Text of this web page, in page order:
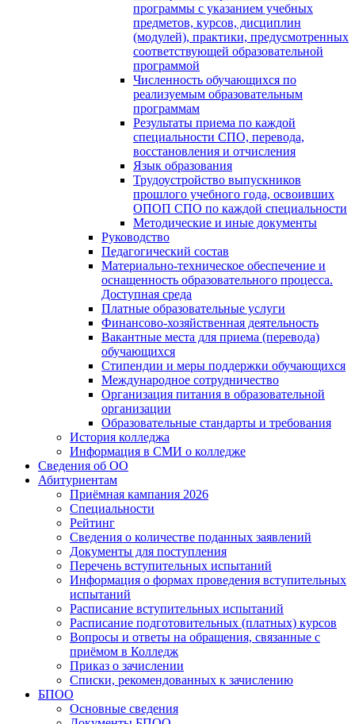
программы с указанием учебных
предметов, курсов, дисциплин
(модулей), практики, предусмотренных
соответствующей образовательной
программой
Численность обучающихся по
реализуемым образовательным
программам
Результаты приема по каждой
специальности СПО, перевода,
восстановления и отчисления
Язык образования
Трудоустройство выпускников
прошлого учебного года, освоивших
ОПОП СПО по каждой специальности
Методические и иные документы
Руководство
Педагогический состав
Материально-техническое обеспечение и
оснащенность образовательного процесса.
Доступная среда
Платные образовательные услуги
Финансово-хозяйственная деятельность
Вакантные места для приема (перевода)
обучающихся
Стипендии и меры поддержки обучающихся
Международное сотрудничество
Организация питания в образовательной
организации
Образовательные стандарты и требования
История колледжа
Информация в СМИ о колледже
Сведения об ОО
Абитуриентам
Приёмная кампания 2026
Специальности
Рейтинг
Сведения о количестве поданных заявлений
Документы для поступления
Перечень вступительных испытаний
Информация о формах проведения вступительных
испытаний
Расписание вступительных испытаний
Расписание подготовительных (платных) курсов
Вопросы и ответы на обращения, связанные с
приёмом в Колледж
Приказ о зачислении
Списки, рекомендованных к зачислению
БПОО
Основные сведения